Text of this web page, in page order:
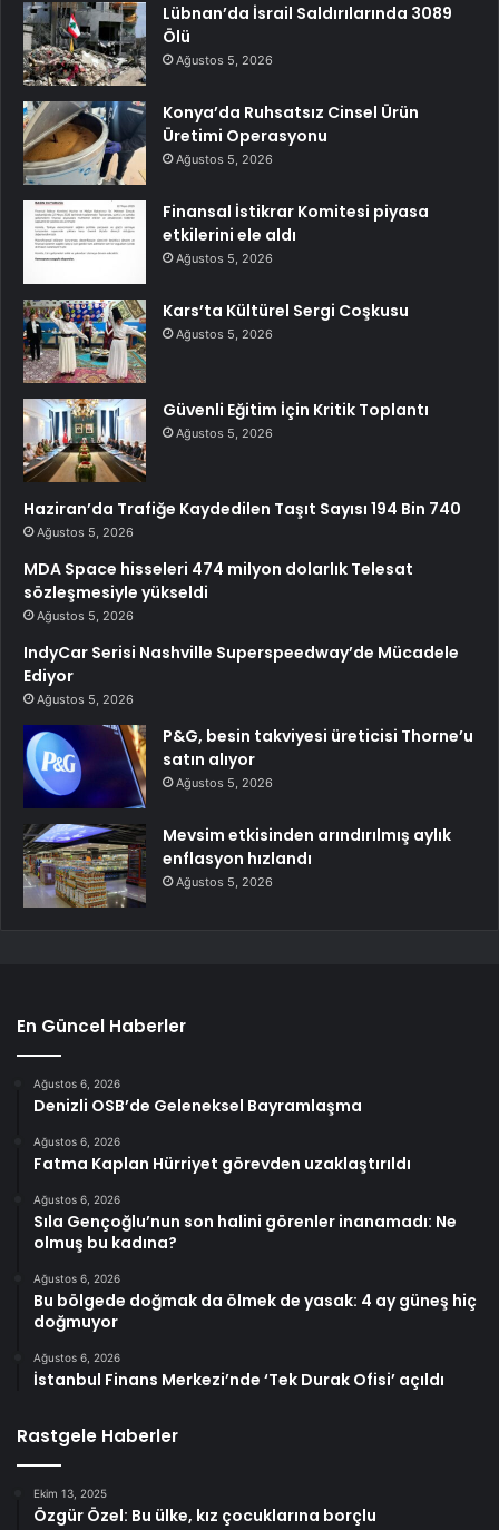
Lübnan’da İsrail Saldırılarında 3089
Ölü
Ağustos 5, 2026
Konya’da Ruhsatsız Cinsel Ürün
Üretimi Operasyonu
Ağustos 5, 2026
Finansal İstikrar Komitesi piyasa
etkilerini ele aldı
Ağustos 5, 2026
Kars’ta Kültürel Sergi Coşkusu
Ağustos 5, 2026
Güvenli Eğitim İçin Kritik Toplantı
Ağustos 5, 2026
Haziran’da Trafiğe Kaydedilen Taşıt Sayısı 194 Bin 740
Ağustos 5, 2026
MDA Space hisseleri 474 milyon dolarlık Telesat
sözleşmesiyle yükseldi
Ağustos 5, 2026
IndyCar Serisi Nashville Superspeedway’de Mücadele
Ediyor
Ağustos 5, 2026
P&G, besin takviyesi üreticisi Thorne’u
satın alıyor
Ağustos 5, 2026
Mevsim etkisinden arındırılmış aylık
enflasyon hızlandı
Ağustos 5, 2026
En Güncel Haberler
Ağustos 6, 2026
Denizli OSB’de Geleneksel Bayramlaşma
Ağustos 6, 2026
Fatma Kaplan Hürriyet görevden uzaklaştırıldı
Ağustos 6, 2026
Sıla Gençoğlu’nun son halini görenler inanamadı: Ne
olmuş bu kadına?
Ağustos 6, 2026
Bu bölgede doğmak da ölmek de yasak: 4 ay güneş hiç
doğmuyor
Ağustos 6, 2026
İstanbul Finans Merkezi’nde ‘Tek Durak Ofisi’ açıldı
Rastgele Haberler
Ekim 13, 2025
Özgür Özel: Bu ülke, kız çocuklarına borçlu